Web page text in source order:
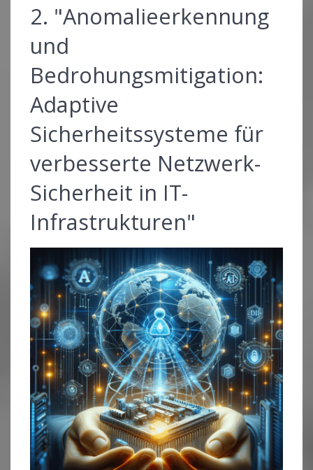
2. "Anomalieerkennung
und
Bedrohungsmitigation:
Adaptive
Sicherheitssysteme für
verbesserte Netzwerk-
Sicherheit in IT-
Infrastrukturen"